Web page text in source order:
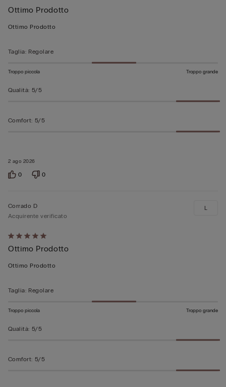
5
su
2 ago 2026
Ottimo Prodotto
Ottimo Prodotto
Taglia: Regolare
Troppo piccola Troppo grande
Qualità: 5/5
Comfort: 5/5
0 0
Valutato
5
su
Corrado D
Acquirente verificato
Ottimo Prodotto
Ottimo Prodotto
L
Taglia: Regolare
Troppo piccola Troppo grande
Qualità: 5/5
Comfort: 5/5